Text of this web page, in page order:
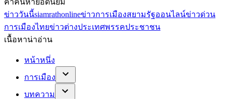
ข่าววันนี้siamrathonlineข่าวการเมืองสยามรัฐออนไลน์ข่าวด่วน
การเมืองไทยข่าวต่างประเทศพรรคประชาชน
เนื้อหาน่าอ่าน
หน้าหนึ่ง
การเมือง
บทความ